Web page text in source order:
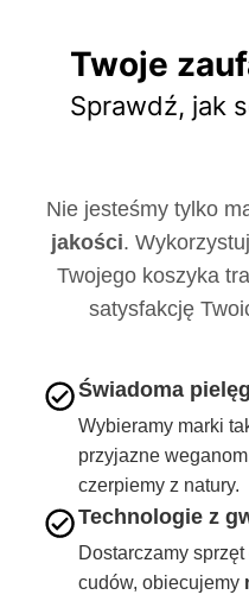
Twoje
Sprawdź, jak
Nie jesteśmy tylko
jakości.
Twojego koszyka
satysfakcję
Świadoma
Wybieramy marki
przyjazne
czerpiemy z natury.
Technologie z
Dostarczamy
cudów, obiecujemy